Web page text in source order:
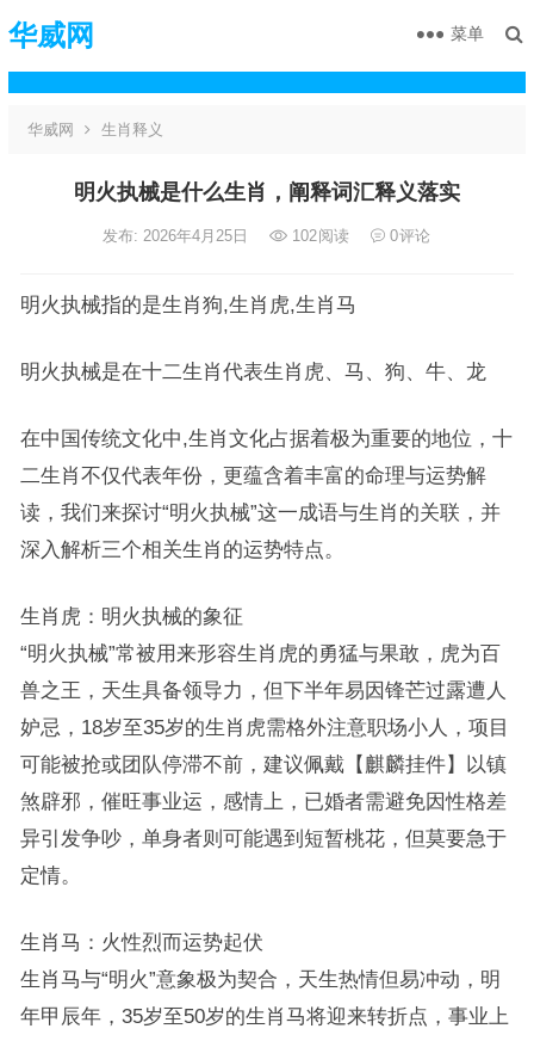
华威网 菜单
华威网 生肖释义
明火执械是什么生肖，阐释词汇释义落实
发布: 2026年4月25日 102阅读 0评论
明火执械指的是生肖狗,生肖虎,生肖马
明火执械是在十二生肖代表生肖虎、马、狗、牛、龙
在中国传统文化中,生肖文化占据着极为重要的地位，十
二生肖不仅代表年份，更蕴含着丰富的命理与运势解
读，我们来探讨“明火执械”这一成语与生肖的关联，并
深入解析三个相关生肖的运势特点。
生肖虎：明火执械的象征
“明火执械”常被用来形容生肖虎的勇猛与果敢，虎为百
兽之王，天生具备领导力，但下半年易因锋芒过露遭人
妒忌，18岁至35岁的生肖虎需格外注意职场小人，项目
可能被抢或团队停滞不前，建议佩戴【麒麟挂件】以镇
煞辟邪，催旺事业运，感情上，已婚者需避免因性格差
异引发争吵，单身者则可能遇到短暂桃花，但莫要急于
定情。
生肖马：火性烈而运势起伏
生肖马与“明火”意象极为契合，天生热情但易冲动，明
年甲辰年，35岁至50岁的生肖马将迎来转折点，事业上